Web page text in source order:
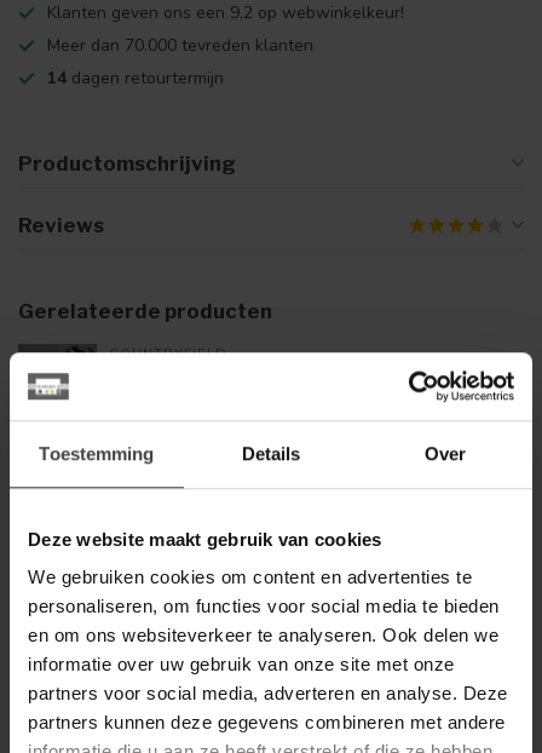
Toestemming Details Over
Deze website maakt gebruik van cookies
We gebruiken cookies om content en advertenties te
personaliseren, om functies voor social media te bieden
en om ons websiteverkeer te analyseren. Ook delen we
informatie over uw gebruik van onze site met onze
partners voor social media, adverteren en analyse. Deze
partners kunnen deze gegevens combineren met andere
Klanten geven ons een 9,2 op webwinkelkeur!
Meer dan 70.000 tevreden klanten
14 dagen retourtermijn
Productomschrijving
Reviews
Gerelateerde producten
COUNTRYFIELD
€135,00
€99,00
Light en Living Tafellamp aap
€59,00
Heb je een vraag over dit product?
Of heb je hulp nodig bij de bestelling? Neem gerust contact
op met onze klantenservice info@dewoonwinkel.nlof
224 850 926. We helpen je graag.